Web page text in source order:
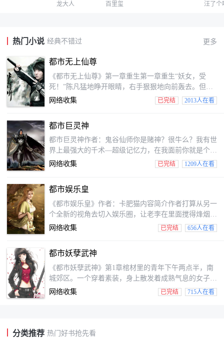
龙大人 百里玺 汪了个
热门小说 经典不错过 更多
都市无上仙尊
《都市无上仙尊》第一章重生第一章重生“妖女，受
死！”陈凡猛地睁开眼睛，右手狠狠地向前轰去。但接
着，他便愣住了。只见眼前是一个穿着黑色流苏裙的美
狠狠咬着牙，森然说道，这个陈凡，上课睡觉，反了他
了！看着秦雨娆那愤怒的神情，陈凡带着一丝茫然地向
四周看去，只见这里乃是一个陌生的课堂，此时，一众
学生正带着震惊之...
网络收集 已完结 2013人在看
都市巨灵神
都市巨灵神作者：鬼谷仙师你是赌神？很牛么？我有世
界上最强大的千术—超级记忆力，在我面前你就是个
渣。你是象人族第一高手？家伙事巨大到无人能比？我
又知道我是谁么？你女朋友很漂亮？别逗了，真不想打
击你，你知道什么是美女么？看看我身边这些女人吧！
你还会捡漏？用得着这么麻烦么？我就算是地上随便捡
块石头，都能卖上十...
网络收集 已完结 1209人在看
都市娱乐皇
《都市娱乐皇》作者：卡肥猫内容简介作者打算从另一
个全新的视角去切入娱乐圈，让老李在里面搅得烽烟四
起，鸡飞狗跳。华语娱乐文，让我们从心出发，打造娱
模特、警花、萝莉、御姐，虽然不是我们的菜，但是我
们爱！！君临娱乐，我们不但要打破规则，更要创造规
则！第一章网络水军“作业的负担真的很令人困扰，
亲，你有想减轻负担...
网络收集 已完结 656人在看
都市妖孽武神
《都市妖孽武神》第1章棺材里的青年下午两点半，南
城郊区。一个穿着素装，身上散发着成熟气息的女子蹲
在一座坟墓面前，正在烧着纸钱。当最后一叠纸钱烧掉
我现在已经站在了山巅，而你却长眠在了地下，你失约
网络收集 已完结 715人在看
分类推荐 热门好书抢先看